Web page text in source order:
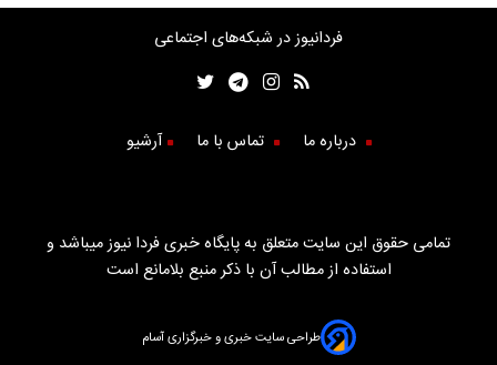
فردانیوز در شبکه‌های اجتماعی
درباره ما تماس با ما آرشیو
تمامی حقوق این سایت متعلق به پایگاه خبری فردا نیوز میباشد و
استفاده از مطالب آن با ذکر منبع بلامانع است
طراحی سایت خبری و خبرگزاری آسام